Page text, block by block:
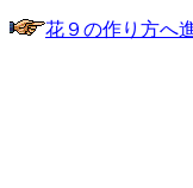
花９の作り方へ